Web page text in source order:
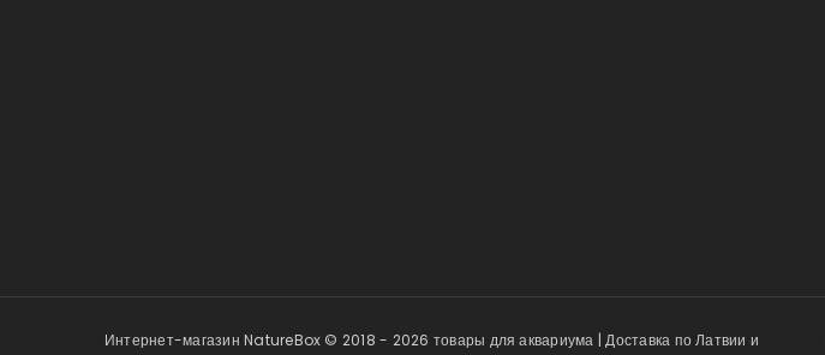
Интернет-магазин NatureBox © 2018 - 2026 товары для аквариума | Доставка по Латвии и